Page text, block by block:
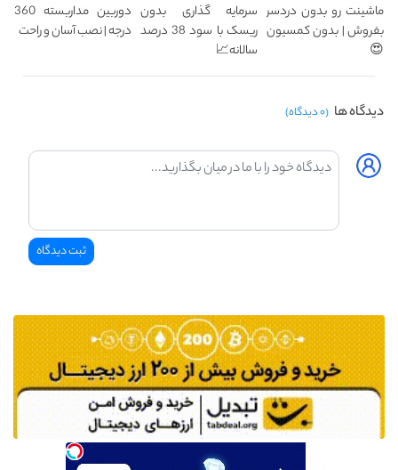
ماشینت رو بدون دردسر
بفروش | بدون کمسیون
😍
سرمایه گذاری بدون
ریسک با سود 38 درصد
سالانه📈
دوربین مداربسته 360
درجه | نصب آسان و راحت
دیدگاه ها (۰ دیدگاه)